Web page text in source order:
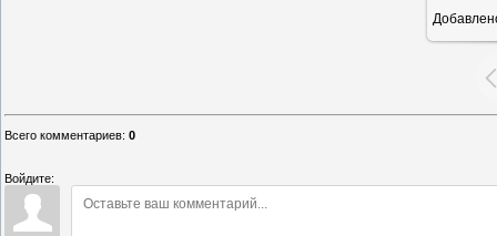
Всего комментариев: 0
Войдите: